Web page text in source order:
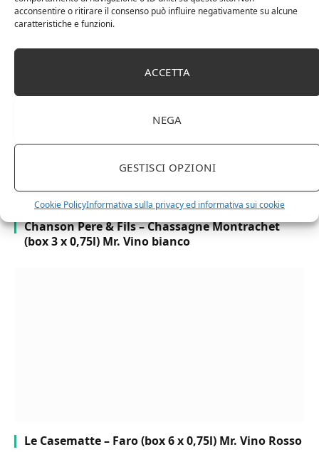
acconsentire o ritirare il consenso può influire negativamente su alcune
caratteristiche e funzioni.
ACCETTA
NEGA
GESTISCI OPZIONI
Cookie PolicyInformativa sulla privacy ed informativa sui cookie
Cipriani Arrigo, Vino Rosso Veneto IGT 2015,
Bottiglia Numerata, Produzione Limitata, 750 Ml
Chanson Pere & Fils – Chassagne Montrachet
(box 3 x 0,75l) Mr. Vino bianco
Le Casematte – Faro (box 6 x 0,75l) Mr. Vino Rosso